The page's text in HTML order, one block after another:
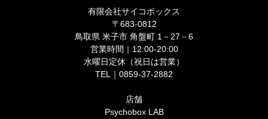
有限会社サイコボックス
〒683-0812
鳥取県 米子市 角盤町 1－27－6
営業時間｜12:00-20:00
水曜日定休（祝日は営業）
TEL｜0859-37-2882
店舗
Psychobox LAB